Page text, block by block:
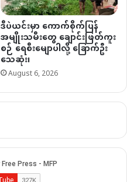
ဒီပဲယင်းမှာ ကောက်စိုက်ပြန်
အမျိုးသမီးတွေ ချောင်းဖြတ်ကူး
စဉ် ရေစီးမျောပါလို့ ခြောက်ဦး
သေဆုံး၊
August 6, 2026